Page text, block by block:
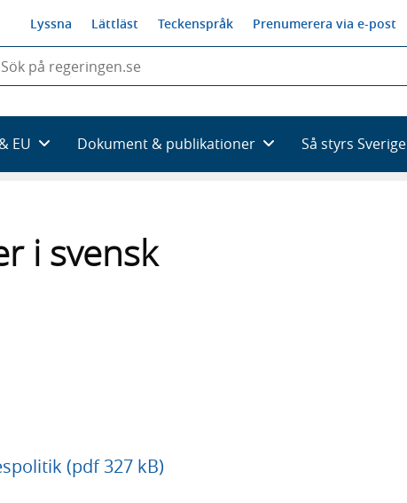
Lyssna Lättläst Teckenspråk Prenumerera via e-post
du
EU Dokument & publikationer Så styrs Sverige
i svensk
(pdf 327 kB)